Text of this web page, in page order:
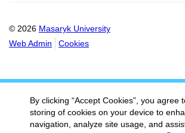
© 2026 Masaryk University
Web Admin
Cookies
By clicking “Accept Cookies”, you agree
storing of cookies on your device to
navigation, analyze site usage, and